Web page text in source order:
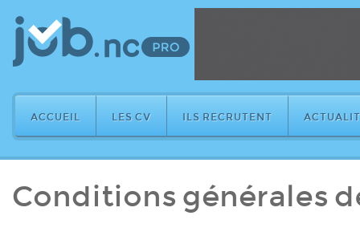
ACCUEIL LES CV ILS RECRUTENT
Conditions générales